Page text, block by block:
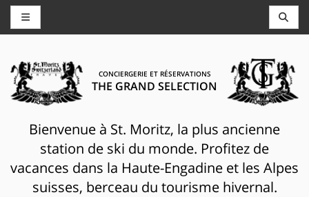
CONCIERGERIE ET RÉSERVATIONS
THE GRAND SELECTION
Bienvenue à St. Moritz, la plus ancienne
station de ski du monde. Profitez de
vacances dans la Haute-Engadine et les Alpes
suisses, berceau du tourisme hivernal.